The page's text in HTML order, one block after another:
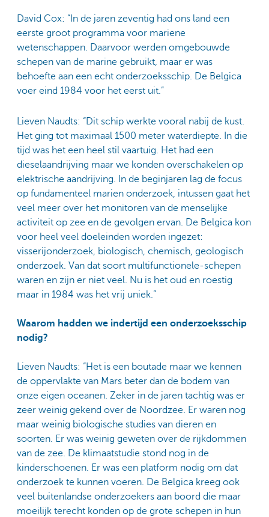
David Cox: “In de jaren zeventig had ons land een
eerste groot programma voor mariene
wetenschappen. Daarvoor werden omgebouwde
schepen van de marine gebruikt, maar er was
behoefte aan een echt onderzoeksschip. De Belgica
voer eind 1984 voor het eerst uit.”
Lieven Naudts: “Dit schip werkte vooral nabij de kust.
Het ging tot maximaal 1500 meter waterdiepte. In die
tijd was het een heel stil vaartuig. Het had een
dieselaandrijving maar we konden overschakelen op
elektrische aandrijving. In de beginjaren lag de focus
op fundamenteel marien onderzoek, intussen gaat het
veel meer over het monitoren van de menselijke
activiteit op zee en de gevolgen ervan. De Belgica kon
voor heel veel doeleinden worden ingezet:
visserijonderzoek, biologisch, chemisch, geologisch
onderzoek. Van dat soort multifunctionele-schepen
waren en zijn er niet veel. Nu is het oud en roestig
maar in 1984 was het vrij uniek.”
Waarom hadden we indertijd een onderzoeksschip
nodig?
Lieven Naudts: “Het is een boutade maar we kennen
de oppervlakte van Mars beter dan de bodem van
onze eigen oceanen. Zeker in de jaren tachtig was er
zeer weinig gekend over de Noordzee. Er waren nog
maar weinig biologische studies van dieren en
soorten. Er was weinig geweten over de rijkdommen
van de zee. De klimaatstudie stond nog in de
kinderschoenen. Er was een platform nodig om dat
onderzoek te kunnen voeren. De Belgica kreeg ook
veel buitenlandse onderzoekers aan boord die maar
moeilijk terecht konden op de grote schepen in hun